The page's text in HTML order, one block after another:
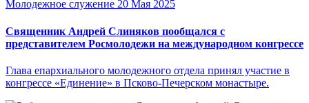
Молодежное служение 20 Мая 2025
Священник Андрей Слиняков пообщался с
представителем Росмолодежи на международном конгрессе
Глава епархиального молодежного отдела принял участие в
конгрессе «Единение» в Псково-Печерском монастыре.